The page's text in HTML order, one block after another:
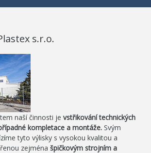
s.r.o.
naší činnosti je vstřikování technických
kompletace a montáže. Svým
tyto výlisky s vysokou kvalitou a
zejména špičkovým strojním a